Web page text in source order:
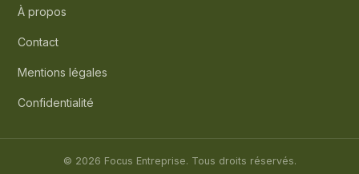
À propos
Contact
Mentions légales
Confidentialité
© 2026 Focus Entreprise. Tous droits réservés.